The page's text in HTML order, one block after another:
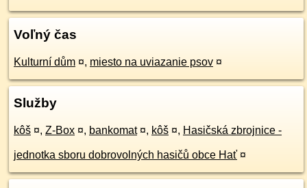
Voľný čas
Kulturní dům ¤, miesto na uviazanie psov ¤
Služby
kôš ¤, Z-Box ¤, bankomat ¤, kôš ¤, Hasičská zbrojnice -
jednotka sboru dobrovolných hasičů obce Hať ¤